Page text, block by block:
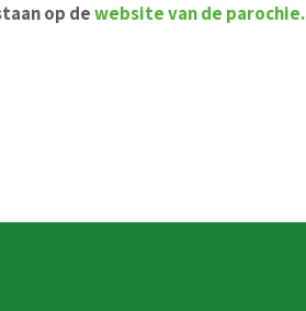
op dewebsite van de parochie.